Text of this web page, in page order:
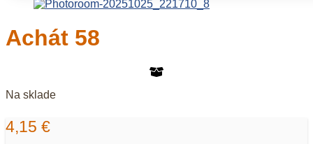
Achát 58
Na sklade
4,15 €